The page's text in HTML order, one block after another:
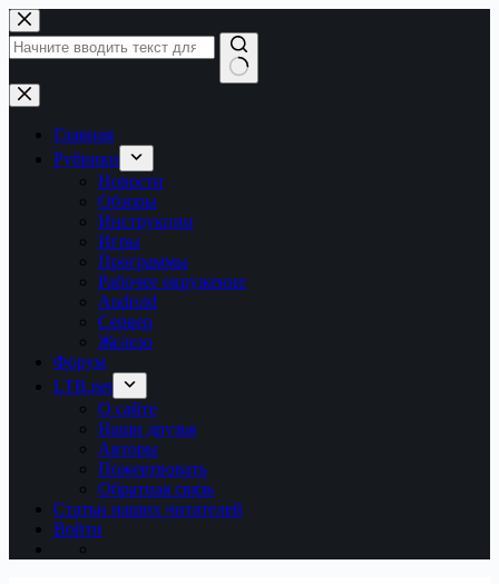
Перейти
к
сути
Ничего
не
найденоГлавная
Рубрики
Новости
Обзоры
Инструкции
Игры
Программы
Рабочее окружение
Android
Сервер
Железо
Форум
LTB.net
О сайте
Наши друзья
Авторы
Пожертвовать
Обратная связь
Статьи наших читателей
Войти